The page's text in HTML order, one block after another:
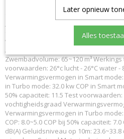
zwembad snel op te warmen. Eén
die 20% extra verwarmingsvermogen
Garantie: 3 jaar garantie : 10 jaar op
warmtewisselaar Gewicht: 104 kg
Aansluiting IN: 50 mm Aansluiting OUT:
Zwembadvolume: 65~120 m³
voorwaarden: 26°c lucht - 26°C water
Verwarmingsvermogen in Smart
in Turbo mode: 32.0 kw COP in Smart
50% capaciteit: 11.5 Test voorwaarden:
vochtigheidsgraad
Verwarmingsvermogen in Turbo mode:
COP: 8.0~5.0 COP bij 50% capaciteit:
dB(A) Geluidsniveau op 10m:
Later opnieuw
Alles